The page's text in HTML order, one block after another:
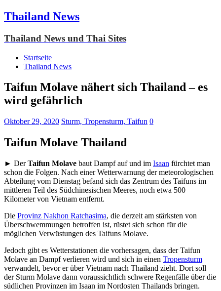
Thailand News
Thailand News und Thai Sites
Startseite
Thailand News
Taifun Molave nähert sich Thailand – es
wird gefährlich
Oktober 29, 2020 Sturm, Tropensturm, Taifun 0
Taifun Molave Thailand
► DerTaifun Molave baut Dampf auf und im Isaan fürchtet man
schon die Folgen. Nach einer Wetterwarnung der meteorologischen
Abteilung vom Dienstag befand sich das Zentrum des Taifuns im
mittleren Teil des Südchinesischen Meeres, noch etwa 500
Kilometer von Vietnam entfernt.
Die Provinz Nakhon Ratchasima, die derzeit am stärksten von
Überschwemmungen betroffen ist, rüstet sich schon für die
möglichen Verwüstungen des Taifuns Molave.
Jedoch gibt es Wetterstationen die vorhersagen, dass der Taifun
Molave an Dampf verlieren wird und sich in einen Tropensturm
verwandelt, bevor er über Vietnam nach Thailand zieht. Dort soll
der Sturm Molave dann voraussichtlich schwere Regenfälle über die
südlichen Provinzen im Isaan im Nordosten Thailands bringen.